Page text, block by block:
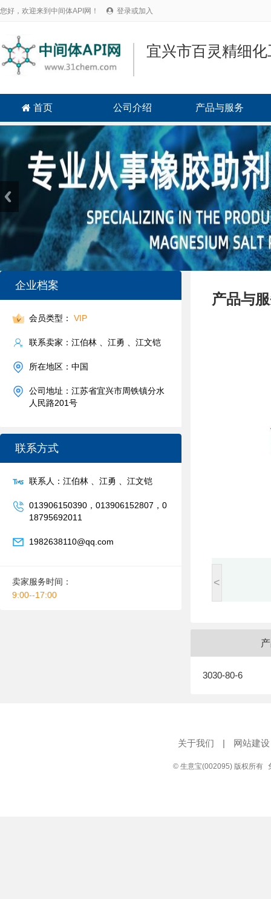
您好，欢迎来到中间体API网！  登录或加入
宜兴市百灵精细
 首页 公司介绍 产品与服务
企业档案
会员类型： VIP
联系卖家：江伯林 、江勇 、江文铠
所在地区：中国
公司地址：江苏省宜兴市周铁镇分水
人民路201号
联系方式
联系人：江伯林 、江勇 、江文铠
013906150390，013906152807，0
18795692011
1982638110@qq.com
卖家服务时间：
9:00--17:00
产品与
<
3030-80-6
关于我们 | 网站建设
© 生意宝(002095) 版权所有